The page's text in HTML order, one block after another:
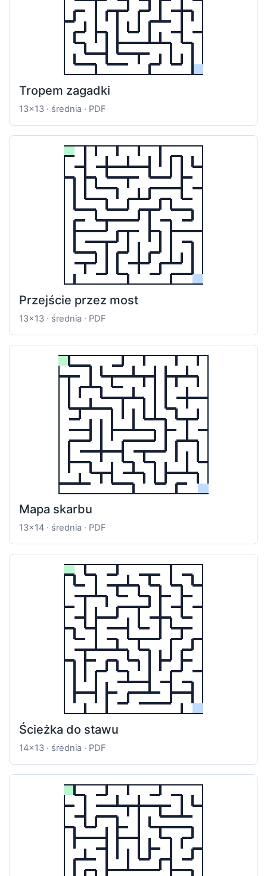
Tropem zagadki
13x13 · średnia · PDF
Przejście przez most
13x13 · średnia · PDF
Mapa skarbu
13x14 · średnia · PDF
Ścieżka do stawu
14x13 · średnia · PDF